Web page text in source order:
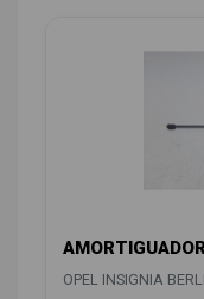
OPEL INSIGNIA